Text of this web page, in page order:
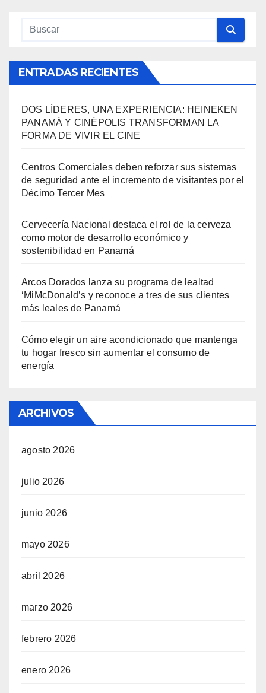
ENTRADAS RECIENTES
DOS LÍDERES, UNA EXPERIENCIA: HEINEKEN
PANAMÁ Y CINÉPOLIS TRANSFORMAN LA
FORMA DE VIVIR EL CINE
Centros Comerciales deben reforzar sus sistemas
de seguridad ante el incremento de visitantes por el
Décimo Tercer Mes
Cervecería Nacional destaca el rol de la cerveza
como motor de desarrollo económico y
sostenibilidad en Panamá
Arcos Dorados lanza su programa de lealtad
‘MiMcDonald’s y reconoce a tres de sus clientes
más leales de Panamá
Cómo elegir un aire acondicionado que mantenga
tu hogar fresco sin aumentar el consumo de
energía
ARCHIVOS
agosto 2026
julio 2026
junio 2026
mayo 2026
abril 2026
marzo 2026
febrero 2026
enero 2026